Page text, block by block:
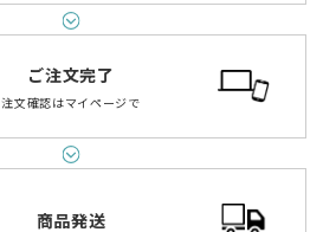
ご注文完了
注文確認はマイページで
商品発送